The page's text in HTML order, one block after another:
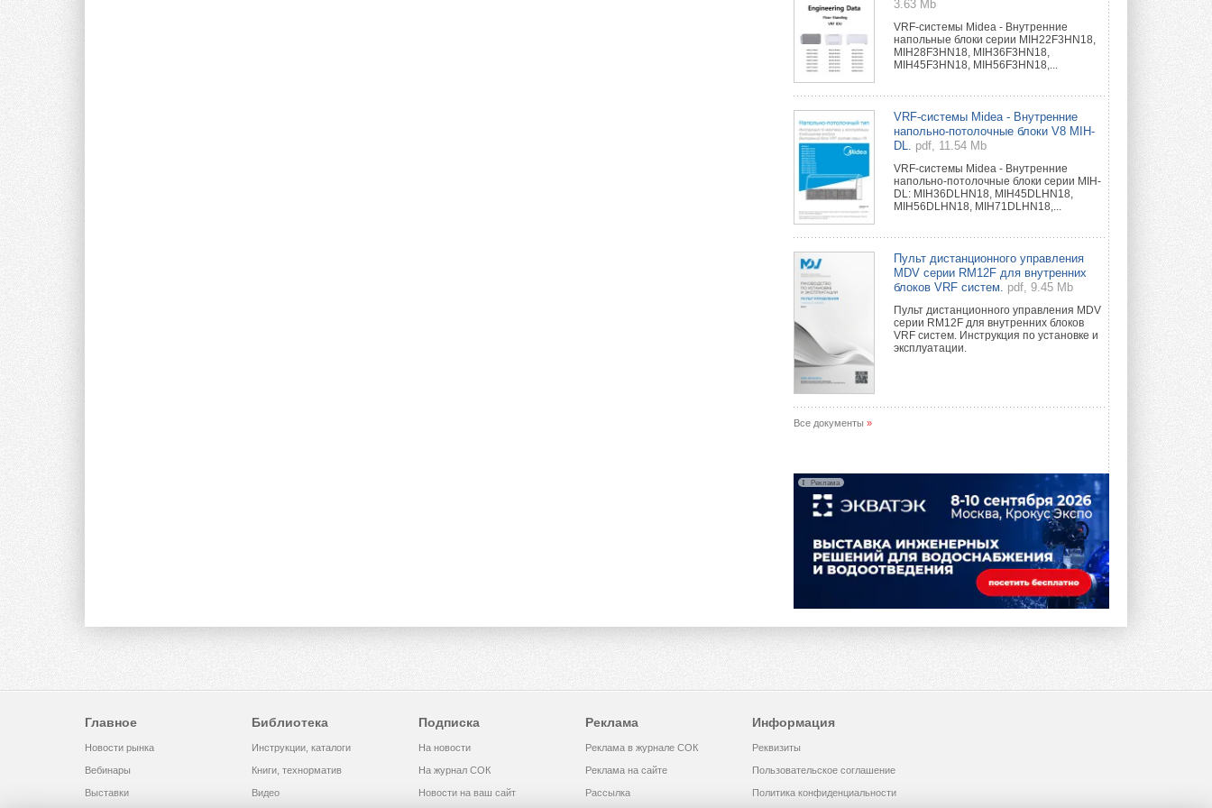
3.63 Mb
VRF-системы Midea - Внутренние
напольные блоки серии MIH22F3HN18,
MIH28F3HN18, MIH36F3HN18,
MIH45F3HN18, MIH56F3HN18,...
VRF-системы Midea - Внутренние
напольно-потолочные блоки V8 MIH-
DL.
pdf, 11.54 Mb
VRF-системы Midea - Внутренние
напольно-потолочные блоки серии MIH-
DL: MIH36DLHN18, MIH45DLHN18,
MIH56DLHN18, MIH71DLHN18,...
Пульт дистанционного управления
MDV серии RM12F для внутренних
блоков VRF систем.
pdf, 9.45 Mb
Пульт дистанционного управления MDV
серии RM12F для внутренних блоков
VRF систем. Инструкция по установке и
эксплуатации.
Все документы »
Реклама
Главное
Новости рынка
Вебинары
Выставки
Библиотека
Инструкции, каталоги
Книги, технорматив
Видео
Подписка
На новости
На журнал СОК
Новости на ваш сайт
Реклама
Реклама в журнале СОК
Реклама на сайте
Рассылка
Информация
Реквизиты
Пользовательское соглашение
Политика конфиденциальности